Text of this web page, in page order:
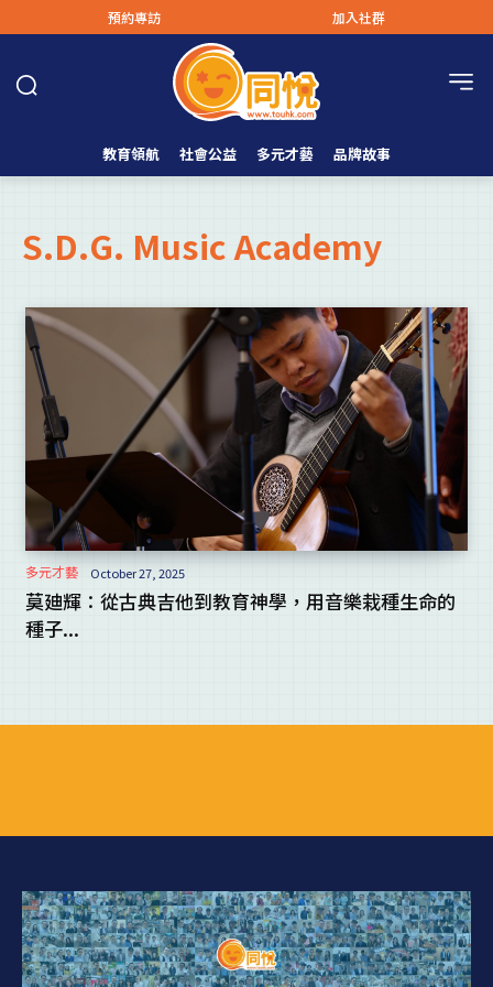
預約專訪 加入社群
教育領航 社會公益 多元才藝 品牌故事
S.D.G. Music Academy
多元才藝 October 27, 2025
莫廸輝：從古典吉他到教育神學，用音樂栽種生命的
種子...